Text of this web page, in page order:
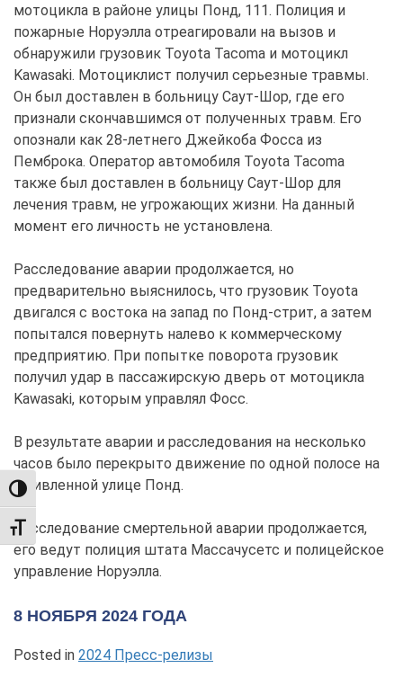
TOGGLE HIGH CONTRAST
TOGGLE FONT SIZE
мотоцикла в районе улицы Понд, 111. Полиция и
пожарные Норуэлла отреагировали на вызов и
обнаружили грузовик Toyota Tacoma и мотоцикл
Kawasaki. Мотоциклист получил серьезные травмы.
Он был доставлен в больницу Саут-Шор, где его
признали скончавшимся от полученных травм. Его
опознали как 28-летнего Джейкоба Фосса из
Пемброка. Оператор автомобиля Toyota Tacoma
также был доставлен в больницу Саут-Шор для
лечения травм, не угрожающих жизни. На данный
момент его личность не установлена.
Расследование аварии продолжается, но
предварительно выяснилось, что грузовик Toyota
двигался с востока на запад по Понд-стрит, а затем
попытался повернуть налево к коммерческому
предприятию. При попытке поворота грузовик
получил удар в пассажирскую дверь от мотоцикла
Kawasaki, которым управлял Фосс.
В результате аварии и расследования на несколько
часов было перекрыто движение по одной полосе на
оживленной улице Понд.
Расследование смертельной аварии продолжается,
его ведут полиция штата Массачусетс и полицейское
управление Норуэлла.
8 НОЯБРЯ 2024 ГОДА
Posted in 2024 Пресс-релизы